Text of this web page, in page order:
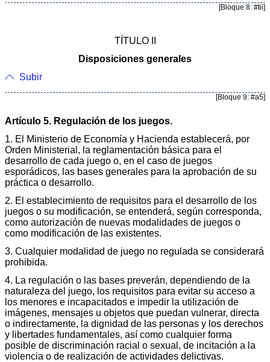
[Bloque 8: #tii]
TÍTULO II
Disposiciones generales
Subir
[Bloque 9: #a5]
Artículo 5. Regulación de los juegos.
1. El Ministerio de Economía y Hacienda establecerá, por
Orden Ministerial, la reglamentación básica para el
desarrollo de cada juego o, en el caso de juegos
esporádicos, las bases generales para la aprobación de su
práctica o desarrollo.
2. El establecimiento de requisitos para el desarrollo de los
juegos o su modificación, se entenderá, según corresponda,
como autorización de nuevas modalidades de juegos o
como modificación de las existentes.
3. Cualquier modalidad de juego no regulada se considerará
prohibida.
4. La regulación o las bases preverán, dependiendo de la
naturaleza del juego, los requisitos para evitar su acceso a
los menores e incapacitados e impedir la utilización de
imágenes, mensajes u objetos que puedan vulnerar, directa
o indirectamente, la dignidad de las personas y los derechos
y libertades fundamentales, así como cualquier forma
posible de discriminación racial o sexual, de incitación a la
violencia o de realización de actividades delictivas.